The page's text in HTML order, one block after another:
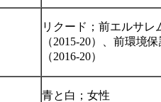
リクード；前エルサレ
（2015-20）、前環境
（2016-20）
青と白；女性